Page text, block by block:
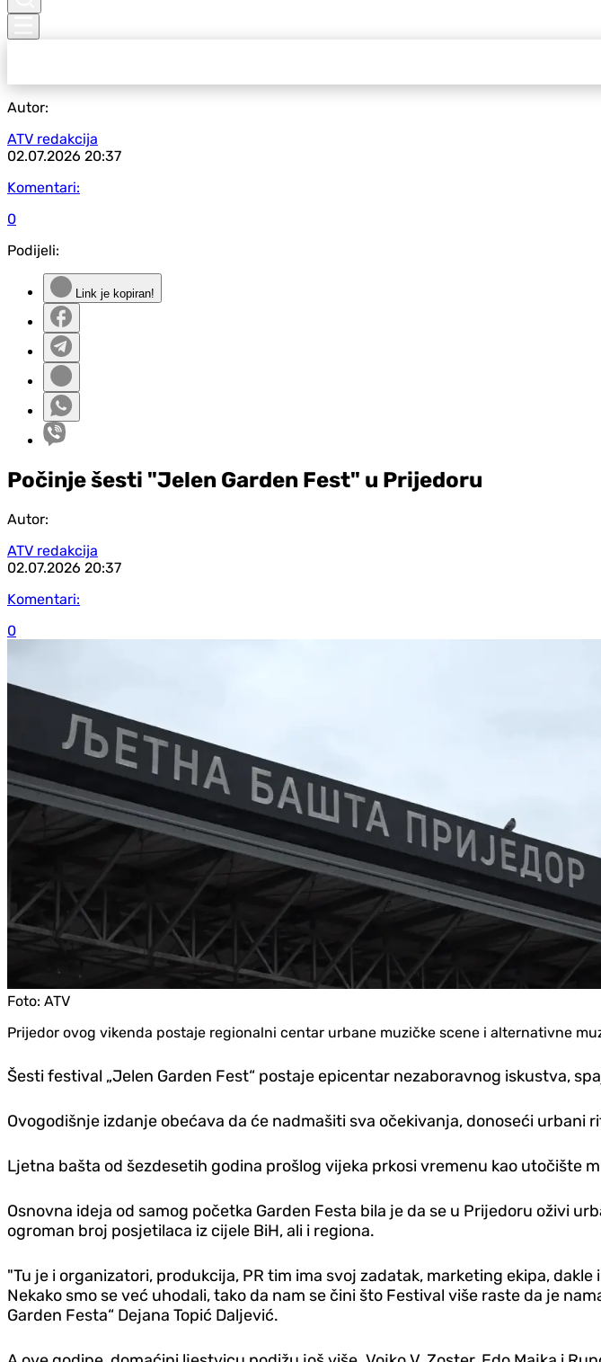
Autor:
ATV redakcija
02.07.2026 20:37
Komentari:
0
Podijeli:
Link je kopiran!
Počinje šesti "Jelen Garden Fest" u Prijedoru
Autor:
ATV redakcija
02.07.2026 20:37
Komentari:
0
Foto: ATV
Prijedor ovog vikenda postaje regionalni centar urbane muzičke scene i alternativne
Šesti festival „Jelen Garden Fest“ postaje epicentar nezaboravnog iskustva,
Ovogodišnje izdanje obećava da će nadmašiti sva očekivanja, donoseći urbani
Ljetna bašta od šezdesetih godina prošlog vijeka prkosi vremenu kao utočište
Osnovna ideja od samog početka Garden Festa bila je da se u Prijedoru oživi
ogroman broj posjetilaca iz cijele BiH, ali i regiona.
"Tu je i organizatori, produkcija, PR tim ima svoj zadatak, marketing ekipa,
Nekako smo se već uhodali, tako da nam se čini što Festival više raste da je
Garden Festa“ Dejana Topić Daljević.